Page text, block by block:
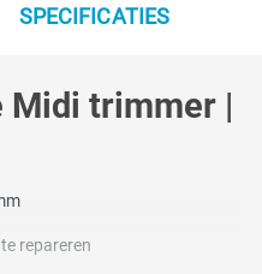
SPECIFICATIES
Midi trimmer |
repareren